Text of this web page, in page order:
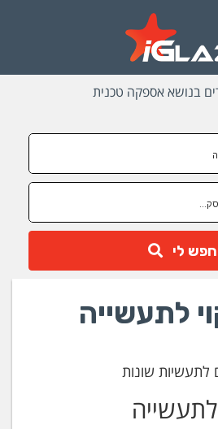
בנושא אספקה טכנית
חפש לי
לתעשייה
לתעשיות שונות
לתעשייה